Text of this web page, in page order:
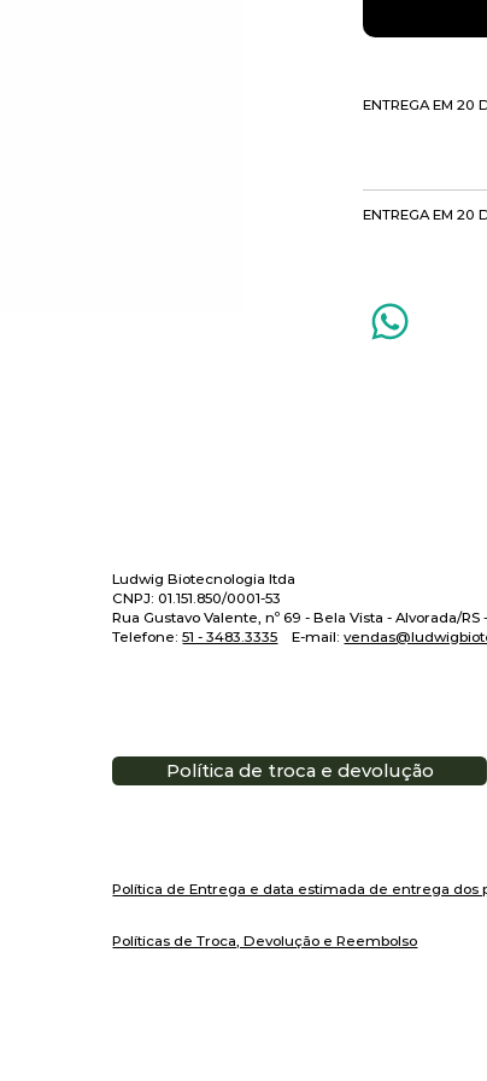
ENTREGA EM 20
ENTREGA EM 20
Política de Entrega e data estimada de entrega dos
Políticas de Troca, Devolução e Reembolso
Ludwig Biotecnologia ltda
CNPJ: 01.151.850/0001-53
Rua Gustavo Valente, nº 69 - Bela Vista - Alvorada/RS
Telefone:51 - 3483.3335 E-mail:
Política de troca e devolução